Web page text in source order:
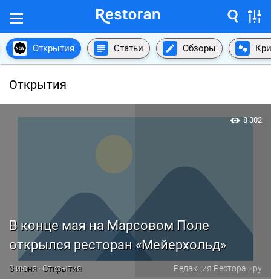
Открытия Статьи Обзоры
Открытия
В конце мая на Марсовом Поле
открылся ресторан «Мейерхольд»
3 июня · Открытия Редакция Ресторан.ру
8 302